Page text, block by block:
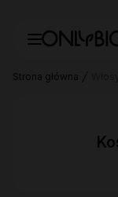
Strona główna